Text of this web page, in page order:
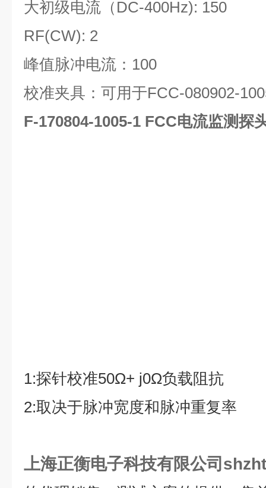
大初级电流（DC-400Hz): 150
RF(CW): 2
峰值脉冲电流：100
校准夹具：可用于FCC-080902-
F-170804-1005-1 FCC电流监测探
1:探针校准50Ω+ j0Ω负载阻抗
2:取决于脉冲宽度和脉冲重复率
上海正衡电子科技有限公司